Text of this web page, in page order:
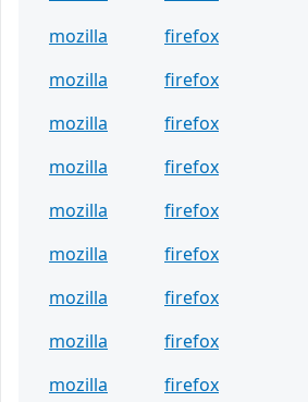
mozilla
firefox
mozilla
firefox
mozilla
firefox
mozilla
firefox
mozilla
firefox
mozilla
firefox
mozilla
firefox
mozilla
firefox
mozilla
firefox